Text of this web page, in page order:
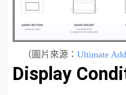
（圖片來源： Ultimate
Display